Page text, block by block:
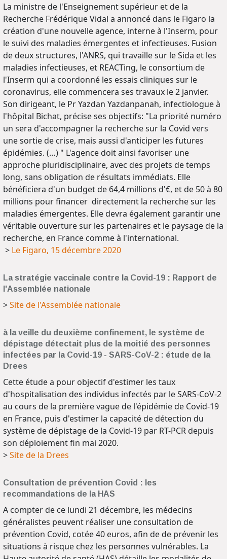
La ministre de l'Enseignement supérieur et de la
Recherche Frédérique Vidal a annoncé dans le Figaro la
création d'une nouvelle agence, interne à l'Inserm, pour
le suivi des maladies émergentes et infectieuses. Fusion
de deux structures, l'ANRS, qui travaille sur le Sida et les
maladies infectieuses, et REACTing, le consortium de
l'Inserm qui a coordonné les essais cliniques sur le
coronavirus, elle commencera ses travaux le 2 janvier.
Son dirigeant, le Pr Yazdan Yazdanpanah, infectiologue à
l'hôpital Bichat, précise ses objectifs: "La priorité numéro
un sera d'accompagner la recherche sur la Covid vers
une sortie de crise, mais aussi d'anticiper les futures
épidémies. (…) " L'agence doit ainsi favoriser une
approche pluridisciplinaire, avec des projets de temps
long, sans obligation de résultats immédiats. Elle
bénéficiera d'un budget de 64,4 millions d'€, et de 50 à 80
millions pour financer directement la recherche sur les
maladies émergentes. Elle devra également garantir une
véritable ouverture sur les partenaires et le paysage de la
recherche, en France comme à l'international.
> Le Figaro, 15 décembre 2020
La stratégie vaccinale contre la Covid-19 : Rapport de
l'Assemblée nationale
>Site de l'Assemblée nationale
à la veille du deuxième confinement, le système de
dépistage détectait plus de la moitié des personnes
infectées par la Covid-19 - SARS-CoV-2 : étude de la
Drees
Cette étude a pour objectif d'estimer les taux
d'hospitalisation des individus infectés par le SARS-CoV-2
au cours de la première vague de l'épidémie de Covid-19
en France, puis d'estimer la capacité de détection du
système de dépistage de la Covid-19 par RT-PCR depuis
son déploiement fin mai 2020.
>Site de la Drees
Consultation de prévention Covid : les
recommandations de la HAS
A compter de ce lundi 21 décembre, les médecins
généralistes peuvent réaliser une consultation de
prévention Covid, cotée 40 euros, afin de de prévenir les
situations à risque chez les personnes vulnérables. La